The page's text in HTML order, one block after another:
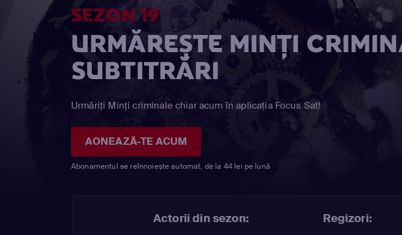
SEZON 19
URMĂREȘTE MINŢI
SUBTITRĂRI
Urmăriți Minţi criminale chiar acum în aplicația Focus Sat!
AONEAZĂ-TE ACUM
Abonamentul se reînnoiește automat, de la 44 lei pe lună
Actorii din sezon: Regizori: